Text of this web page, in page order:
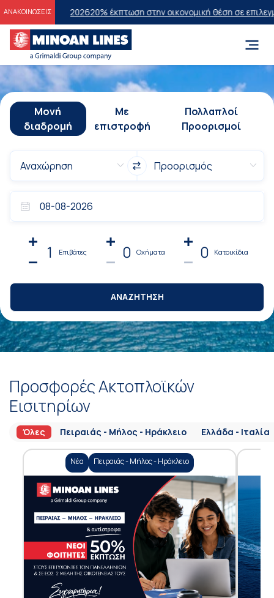
ΑΝΑΚΟΙΝΩΣΕΙΣ
202620% έκπτωση στην οικονομική θέση σε επιλεγμένα
Μονή
διαδρομή
Με
επιστροφή
Πολλαπλοί
Προορισμοί
1 Επιβάτες 0 Οχήματα 0 Κατοικίδια
ΑΝΑΖΗΤΗΣΗ
Προσφορές Ακτοπλοϊκών
Εισιτηρίων
Όλες Πειραιάς - Μήλος - Ηράκλειο Ελλάδα - Ιταλία
Νέα Πειραιάς - Μήλος - Ηράκλειο